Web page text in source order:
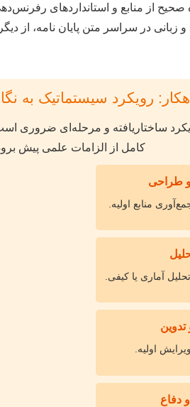
در سراسر متن پایان نامه، از
رویکرد سیستماتیک به
ساختاریافته و مرحله‌ای ضروری
کامل از الزامات علمی پیش
و طراحی
منابع اولیه.
آماری یا کیفی.
اولیه.
دفاع